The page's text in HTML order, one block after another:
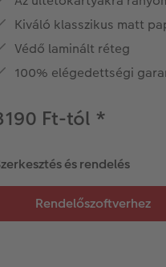
Kiváló klasszikus matt
Védő laminált réteg
100% elégedettségi
Ft-tól *
és rendelés